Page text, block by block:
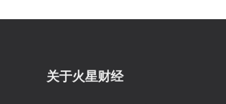
关于火星财经